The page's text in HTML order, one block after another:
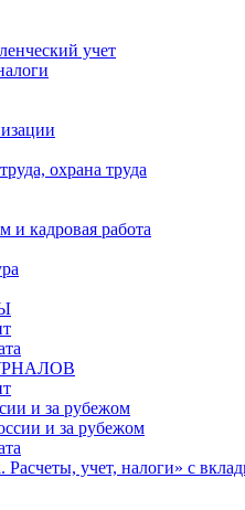
учет
охрана труда
и кадровая работа
и за рубежом
и за рубежом
Расчеты, учет, налоги» с